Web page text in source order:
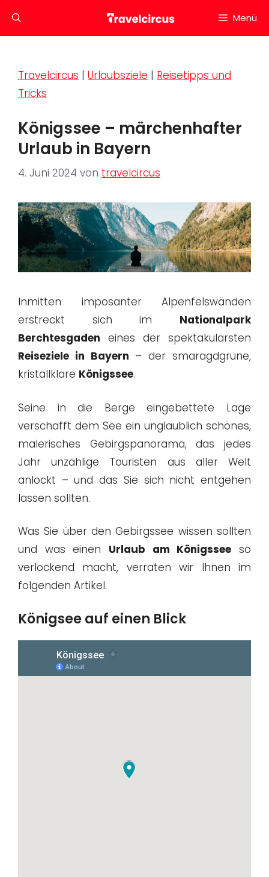
Inhalt
Menü
Travelcircus | Urlaubsziele | Reisetipps und
Tricks
Königssee – märchenhafter
Urlaub in Bayern
4. Juni 2024 von travelcircus
Inmitten imposanter Alpenfelswänden
erstreckt sich im Nationalpark
Berchtesgaden eines der spektakulärsten
Reiseziele in Bayern – der smaragdgrüne,
kristallklare Königssee.
Seine in die Berge eingebettete Lage
verschafft dem See ein unglaublich schönes,
malerisches Gebirgspanorama, das jedes
Jahr unzählige Touristen aus aller Welt
anlockt – und das Sie sich nicht entgehen
lassen sollten.
Was Sie über den Gebirgssee wissen sollten
und was einen Urlaub am Königssee so
verlockend macht, verraten wir Ihnen im
folgenden Artikel.
Königsee auf einen Blick